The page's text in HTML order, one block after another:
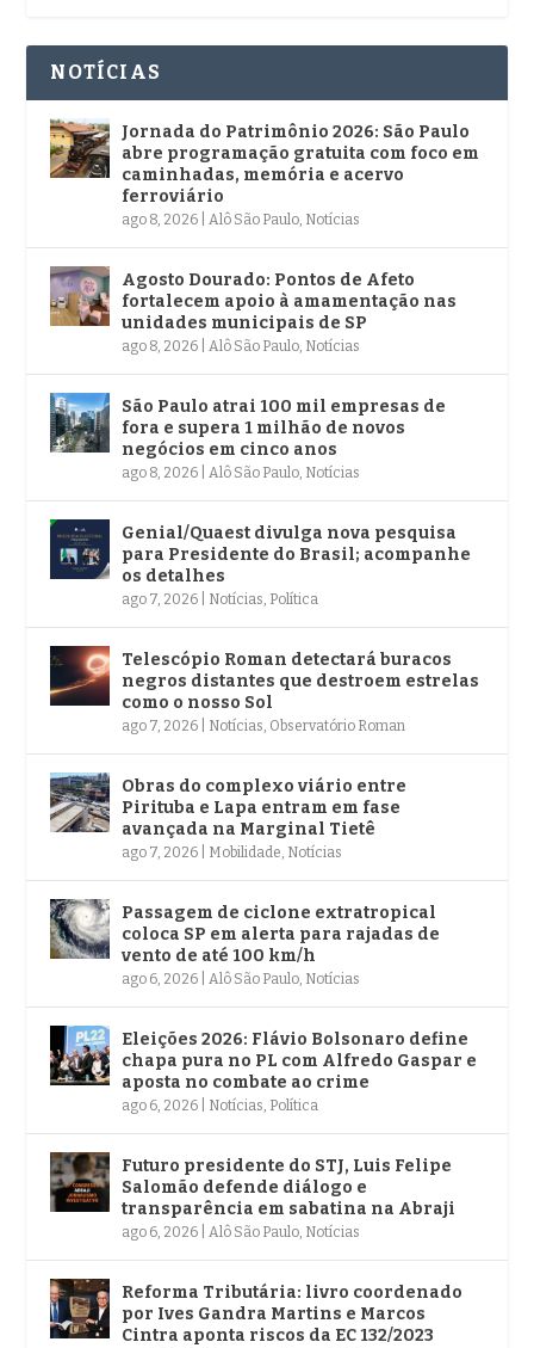
NOTÍCIAS
Jornada do Patrimônio 2026: São Paulo
abre programação gratuita com foco em
caminhadas, memória e acervo
ferroviário
ago 8, 2026 |Alô São Paulo, Notícias
Agosto Dourado: Pontos de Afeto
fortalecem apoio à amamentação nas
unidades municipais de SP
ago 8, 2026 |Alô São Paulo, Notícias
São Paulo atrai 100 mil empresas de
fora e supera 1 milhão de novos
negócios em cinco anos
ago 8, 2026 |Alô São Paulo, Notícias
Genial/Quaest divulga nova pesquisa
para Presidente do Brasil; acompanhe
os detalhes
ago 7, 2026 Notícias, Política
Telescópio Roman detectará buracos
negros distantes que destroem estrelas
como o nosso Sol
ago 7, 2026 Notícias, Observatório Roman
Obras do complexo viário entre
Pirituba e Lapa entram em fase
avançada na Marginal Tietê
ago 7, 2026 Mobilidade, Notícias
Passagem de ciclone extratropical
coloca SP em alerta para rajadas de
vento de até 100 km/h
ago 6, 2026 |Alô São Paulo, Notícias
Eleições 2026: Flávio Bolsonaro define
chapa pura no PL com Alfredo Gaspar e
aposta no combate ao crime
ago 6, 2026 Notícias, Política
Futuro presidente do STJ, Luis Felipe
Salomão defende diálogo e
transparência em sabatina na Abraji
ago 6, 2026 |Alô São Paulo, Notícias
Reforma Tributária: livro coordenado
por Ives Gandra Martins e Marcos
Cintra aponta riscos da EC 132/2023